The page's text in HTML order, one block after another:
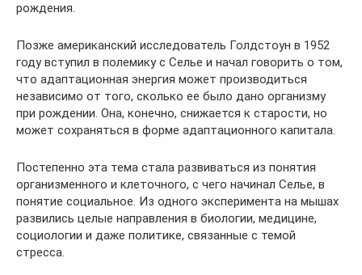
рождения.
Позже американский исследователь Голдстоун в 1952
году вступил в полемику с Селье и начал говорить о том,
что адаптационная энергия может производиться
независимо от того, сколько ее было дано организму
при рождении. Она, конечно, снижается к старости, но
может сохраняться в форме адаптационного капитала.
Постепенно эта тема стала развиваться из понятия
организменного и клеточного, с чего начинал Селье, в
понятие социальное. Из одного эксперимента на мышах
развились целые направления в биологии, медицине,
социологии и даже политике, связанные с темой
стресса.